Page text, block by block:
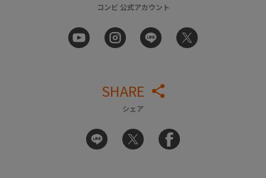
コンビ 公式アカウント
SHARE
シェア